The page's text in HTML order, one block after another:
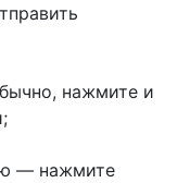
нажмите и
— нажмите